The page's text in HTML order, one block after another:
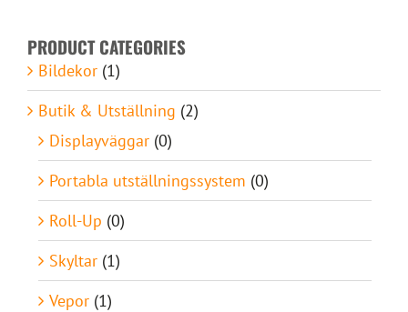
Kontakt
PRODUCT CATEGORIES
Bildekor (1)
Butik & Utställning (2)
Displayväggar (0)
Portabla utställningssystem (0)
Roll-Up (0)
Skyltar (1)
Vepor (1)